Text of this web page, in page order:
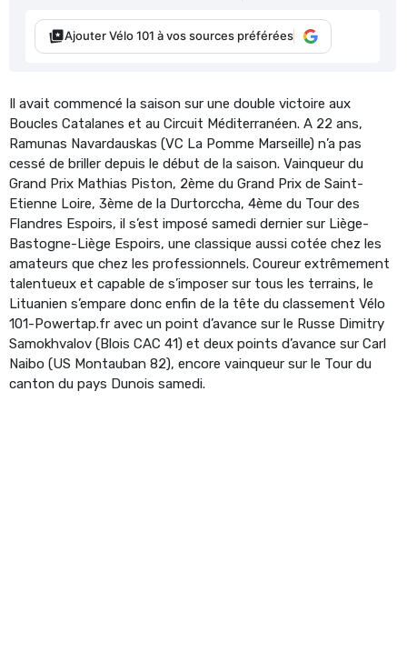
Ajouter Vélo 101 à vos sources préférées
Il avait commencé la saison sur une double victoire aux
Boucles Catalanes et au Circuit Méditerranéen. A 22 ans,
Ramunas Navardauskas (VC La Pomme Marseille) n’a pas
cessé de briller depuis le début de la saison. Vainqueur du
Grand Prix Mathias Piston, 2ème du Grand Prix de Saint-
Etienne Loire, 3ème de la Durtorccha, 4ème du Tour des
Flandres Espoirs, il s’est imposé samedi dernier sur Liège-
Bastogne-Liège Espoirs, une classique aussi cotée chez les
amateurs que chez les professionnels. Coureur extrêmement
talentueux et capable de s’imposer sur tous les terrains, le
Lituanien s’empare donc enfin de la tête du classement Vélo
101-Powertap.fr avec un point d’avance sur le Russe Dimitry
Samokhvalov (Blois CAC 41) et deux points d’avance sur Carl
Naibo (US Montauban 82), encore vainqueur sur le Tour du
canton du pays Dunois samedi.